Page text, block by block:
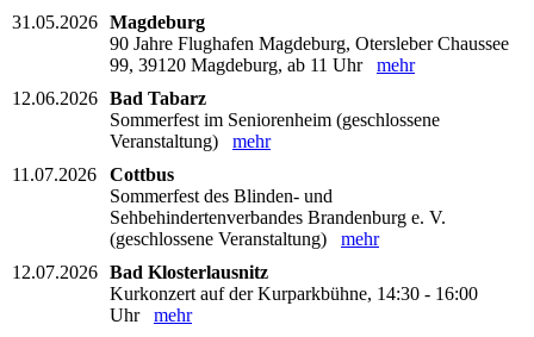
31.05.2026 Magdeburg
90 Jahre Flughafen Magdeburg, Otersleber Chaussee
99, 39120 Magdeburg, ab 11 Uhr mehr
12.06.2026 Bad Tabarz
Sommerfest im Seniorenheim (geschlossene
Veranstaltung) mehr
11.07.2026
Cottbus
Sommerfest des Blinden- und
Sehbehindertenverbandes Brandenburg e. V.
(geschlossene Veranstaltung) mehr
12.07.2026 Bad Klosterlausnitz
Kurkonzert auf der Kurparkbühne, 14:30 - 16:00
Uhr mehr